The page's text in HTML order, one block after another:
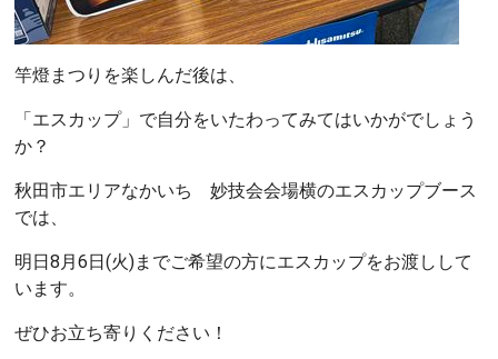
竿燈まつりを楽しんだ後は、
「エスカップ」で自分をいたわってみてはいかがでしょう
か？
秋田市エリアなかいち 妙技会会場横のエスカップブース
では、
明日8月6日(火)までご希望の方にエスカップをお渡しして
います。
ぜひお立ち寄りください！